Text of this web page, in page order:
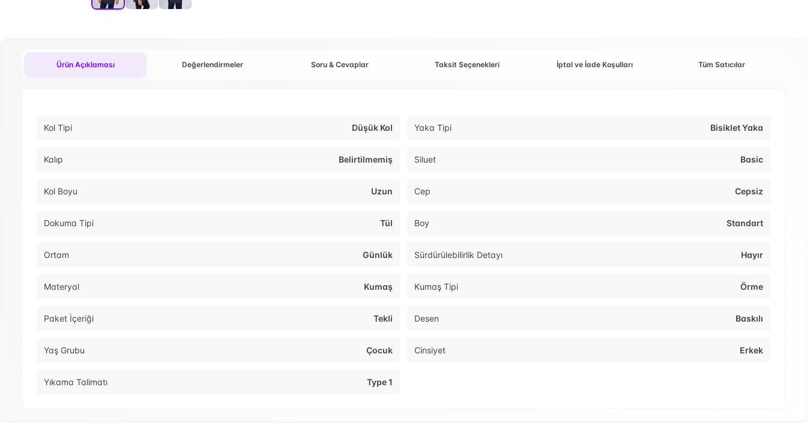
Ürün Açıklaması Değerlendirmeler Soru & Cevaplar Taksit Seçenekleri İptal ve İade Koşulları Tüm Satıcılar
Kol Tipi Düşük Kol Yaka Tipi Bisiklet Yaka
Kalıp Belirtilmemiş Siluet Basic
Kol Boyu Uzun Cep Cepsiz
Dokuma Tipi Tül Boy Standart
Ortam Günlük Sürdürülebilirlik Detayı Hayır
Materyal Kumaş Kumaş Tipi Örme
Paket İçeriği Tekli Desen Baskılı
Yaş Grubu Çocuk Cinsiyet Erkek
Yıkama Talimatı Type 1